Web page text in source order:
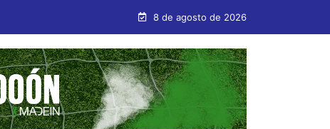
8 de agosto de 2026